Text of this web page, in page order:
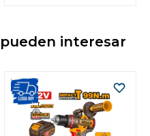
interesar